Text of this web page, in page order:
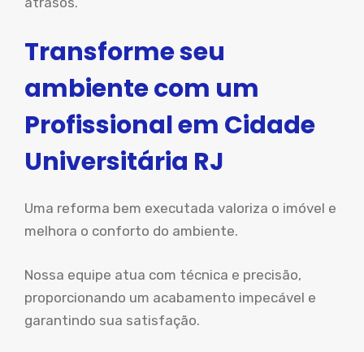
Transforme seu
ambiente com um
Profissional em Cidade
Universitária RJ
Uma reforma bem executada valoriza o imóvel e
melhora o conforto do ambiente.
Nossa equipe atua com técnica e precisão,
proporcionando um acabamento impecável e
garantindo sua satisfação.